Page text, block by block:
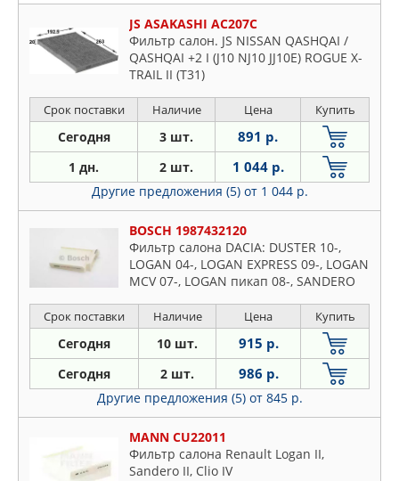
JS ASAKASHI AC207C
Фильтр салон. JS NISSAN QASHQAI /
QASHQAI +2 I (J10 NJ10 JJ10E) ROGUE X-
TRAIL II (T31)
Срок поставки Наличие Цена Купить
Сегодня 3 шт. 891 р.
1 дн. 2 шт. 1 044 р.
Другие предложения (5) от 1 044 р.
BOSCH 1987432120
Фильтр салона DACIA: DUSTER 10-,
LOGAN 04-, LOGAN EXPRESS 09-, LOGAN
MCV 07-, LOGAN пикап 08-, SANDERO
03-10, NOTE 06-
Срок поставки Наличие Цена Купить
Сегодня 10 шт. 915 р.
Сегодня 2 шт. 986 р.
Другие предложения (5) от 845 р.
MANN CU22011
Фильтр салона Renault Logan II,
Sandero II, Clio IV